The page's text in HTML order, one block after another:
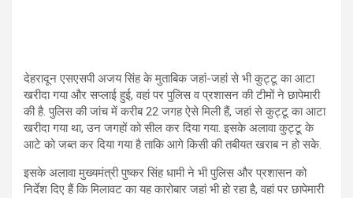
देहरादून एसएसपी अजय सिंह के मुताबिक जहां-जहां से भी कुट्टू का आटा
खरीदा गया और सप्लाई हुई, वहां पर पुलिस व प्रशासन की टीमों ने छापेमारी
की है. पुलिस की जांच में करीब 22 जगह ऐसे मिली हैं, जहां से कुट्टू का आटा
खरीदा गया था, उन जगहों को सील कर दिया गया. इसके अलावा कुट्टू के
आटे को जब्त कर दिया गया है ताकि आगे किसी की तबीयत खराब न हो सके.
इसके अलावा मुख्यमंत्री पुष्कर सिंह धामी ने भी पुलिस और प्रशासन को
निर्देश दिए हैं कि मिलावट का यह कारोबार जहां भी हो रहा है, वहां पर छापेमारी